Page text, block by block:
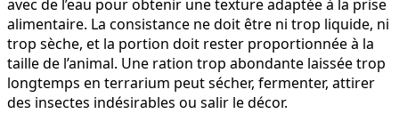
avec de l’eau pour obtenir une texture adaptée à la prise
alimentaire. La consistance ne doit être ni trop liquide, ni
trop sèche, et la portion doit rester proportionnée à la
taille de l’animal. Une ration trop abondante laissée trop
longtemps en terrarium peut sécher, fermenter, attirer
des insectes indésirables ou salir le décor.